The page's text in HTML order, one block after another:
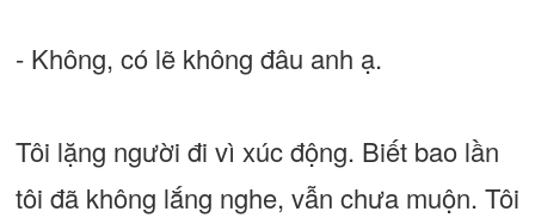
- Không, có lẽ không đâu anh ạ.
Tôi lặng người đi vì xúc động. Biết bao lần
tôi đã không lắng nghe, vẫn chưa muộn. Tôi